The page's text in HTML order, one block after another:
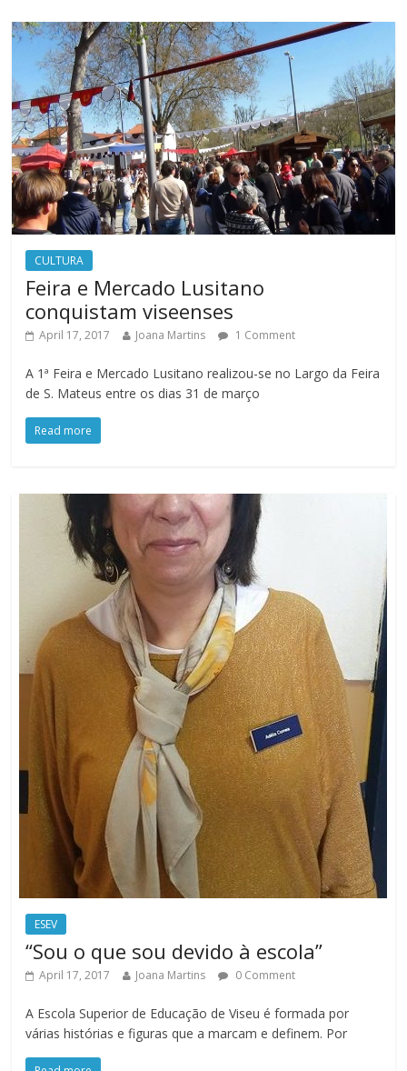
CULTURA
Feira e Mercado Lusitano
conquistam viseenses
April 17, 2017 Joana Martins 1 Comment
A 1ª Feira e Mercado Lusitano realizou-se no Largo da Feira
de S. Mateus entre os dias 31 de março
Read more
ESEV
“Sou o que sou devido à escola”
April 17, 2017 Joana Martins 0 Comment
A Escola Superior de Educação de Viseu é formada por
várias histórias e figuras que a marcam e definem. Por